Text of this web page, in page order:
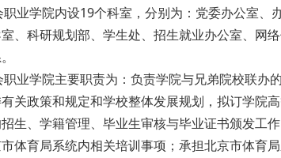
学院内设19个科室，分别为：党委办公室、
、科研规划部、学生处、招生就业办公室、
业学院主要职责为：负责学院与兄弟院校联办
关政策和规定和学校整体发展规划，拟订学院
生、学籍管理、毕业生审核与毕业证书颁发工
体育局系统内相关培训事项；承担北京市体育局